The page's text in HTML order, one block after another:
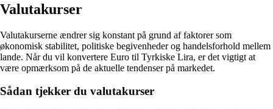
Valutakurser
Valutakurserne ændrer sig konstant på grund af faktorer som
økonomisk stabilitet, politiske begivenheder og handelsforhold mellem
lande. Når du vil konvertere Euro til Tyrkiske Lira, er det vigtigt at
være opmærksom på de aktuelle tendenser på markedet.
Sådan tjekker du valutakurser